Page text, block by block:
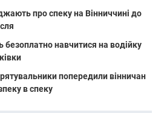
про спеку на Вінниччині до
безоплатно навчитися на водійку
попередили вінничан
в спеку